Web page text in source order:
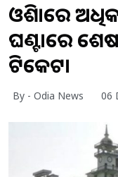
ଓଡିଶାରେ
ଘଣ୍ଟାରେ
ଟିକେଟ।
By - Odia News 06